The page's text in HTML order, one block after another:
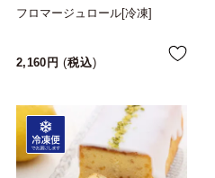
フロマージュロール[冷凍]
2,160 税込